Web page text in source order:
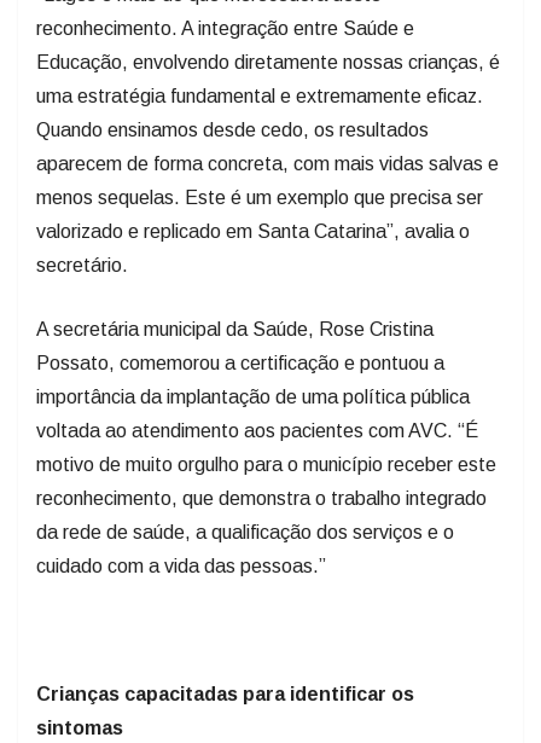
Educação, envolvendo diretamente nossas crianças, é
uma estratégia fundamental e extremamente eficaz.
Quando ensinamos desde cedo, os resultados
aparecem de forma concreta, com mais vidas salvas e
menos sequelas. Este é um exemplo que precisa ser
valorizado e replicado em Santa Catarina”, avalia o
secretário.
Possato, comemorou a certificação e pontuou a
importância da implantação de uma política pública
voltada ao atendimento aos pacientes com AVC. “É
motivo de muito orgulho para o município receber este
reconhecimento, que demonstra o trabalho integrado
da rede de saúde, a qualificação dos serviços e o
cuidado com a vida das pessoas.”
sintomas